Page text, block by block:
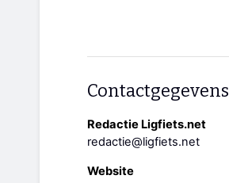
Contactgegevens
Redactie Ligfiets.net
redactie@ligfiets.net
Website